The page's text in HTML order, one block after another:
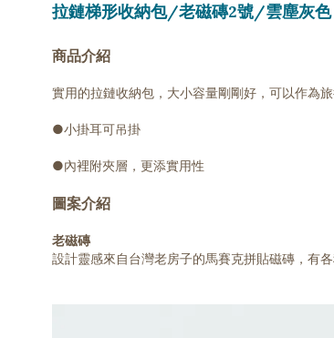
拉鏈梯形收納包/老磁磚2號/雲塵灰色
商品介紹
實用的拉鏈收納包，大小容量剛剛好，可以作為
●小掛耳可吊掛
●內裡附夾層，更添實用性
圖案介紹
老磁磚
設計靈感來自台灣老房子的馬賽克拼貼磁磚，有